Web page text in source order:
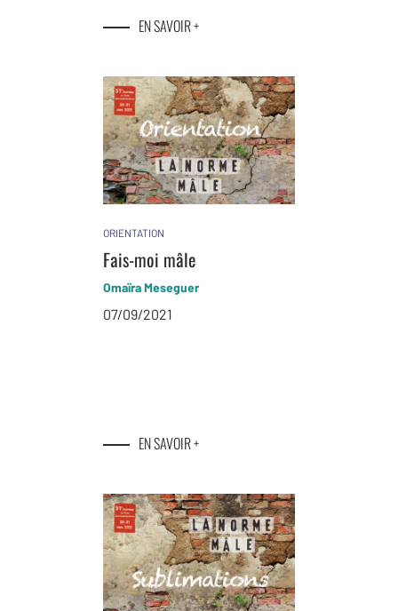
EN SAVOIR +
ORIENTATION
Fais-moi mâle
Omaïra Meseguer
07/09/2021
EN SAVOIR +